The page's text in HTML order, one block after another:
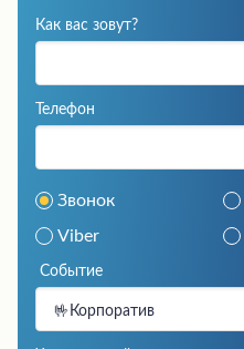
Как вас зовут?
Телефон
Звонок
Viber
Событие
🤟Корпоратив